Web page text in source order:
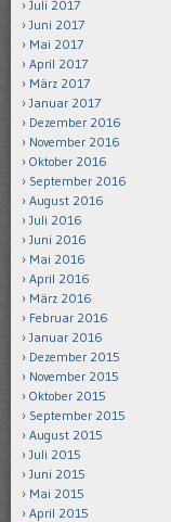
Juli 2017
Juni 2017
Mai 2017
April 2017
März 2017
Januar 2017
Dezember 2016
November 2016
Oktober 2016
September 2016
August 2016
Juli 2016
Juni 2016
Mai 2016
April 2016
März 2016
Februar 2016
Januar 2016
Dezember 2015
November 2015
Oktober 2015
September 2015
August 2015
Juli 2015
Juni 2015
Mai 2015
April 2015